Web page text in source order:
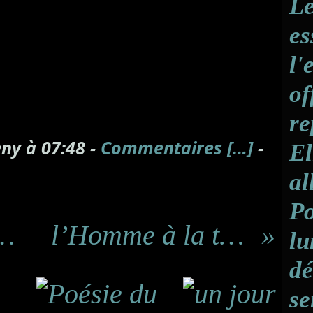
à 07:48 - Commentaires […]-
à notre espace l’Homme à la tête de chou qui pose sur ce titre